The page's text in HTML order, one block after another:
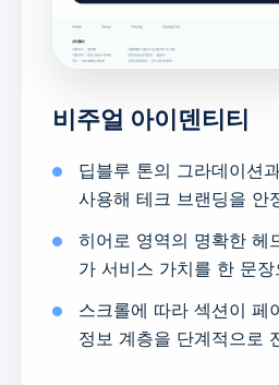
비주얼 아이덴티티
딥블루 톤의 그라데이션
사용해 테크 브랜딩을 안
히어로 영역의 명확한 헤
가 서비스 가치를 한 문
스크롤에 따라 섹션이 페
정보 계층을 단계적으로